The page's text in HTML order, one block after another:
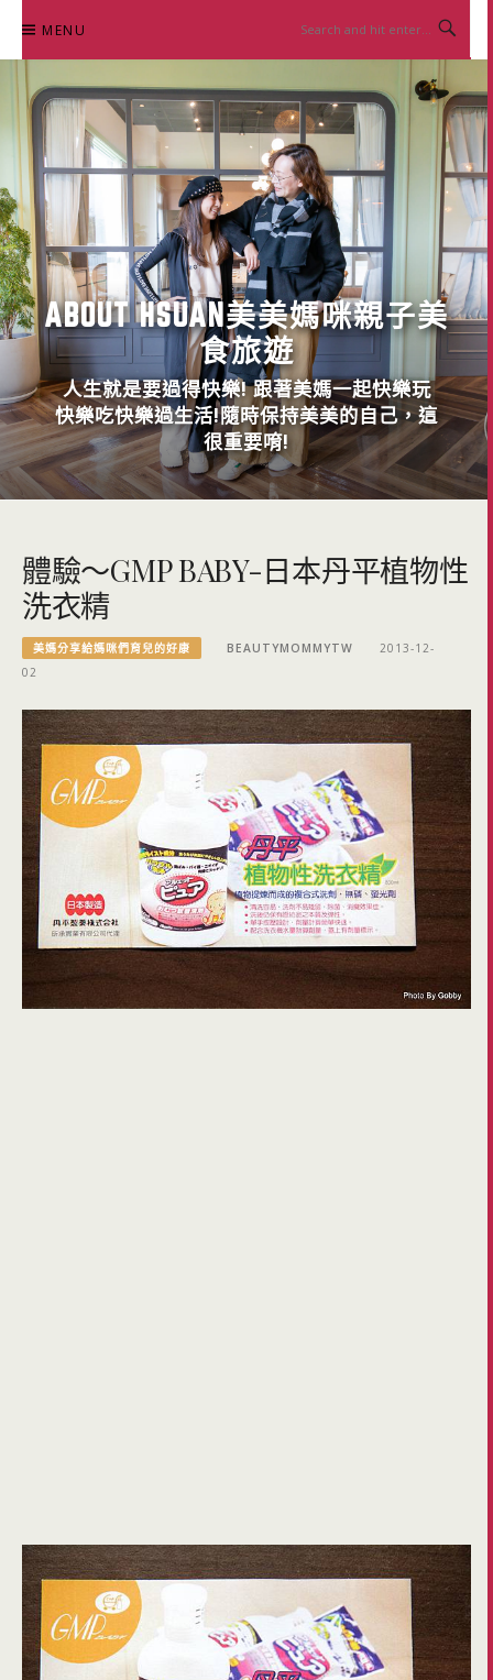
content
MENU
ABOUT HSUAN美美媽咪親子美
食旅遊
人生就是要過得快樂! 跟著美媽一起快樂玩
快樂吃快樂過生活!隨時保持美美的自己，這
很重要唷!
體驗～GMP BABY-日本丹平植物性
洗衣精
美媽分享給媽咪們育兒的好康 BEAUTYMOMMYTW
2013-12-
02